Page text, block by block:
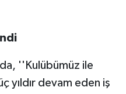
''Kulübümüz ile
yıldır devam eden iş